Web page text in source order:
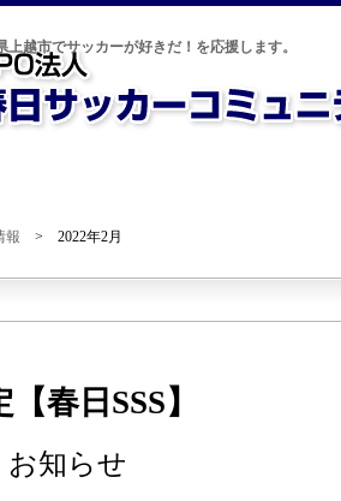
上越市でサッカーが好きだ！を応援します。
報 > 2022年2月
春日SSS】
お知らせ